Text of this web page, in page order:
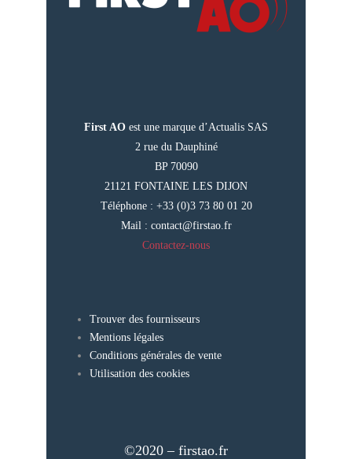
First AO est une marque d’Actualis SAS
2 rue du Dauphiné
BP 70090
21121 FONTAINE LES DIJON
Téléphone : +33 (0)3 73 80 01 20
Mail : contact@firstao.fr
Contactez-nous
Trouver des fournisseurs
Mentions légales
Conditions générales de vente
Utilisation des cookies
©2020 – firstao.fr